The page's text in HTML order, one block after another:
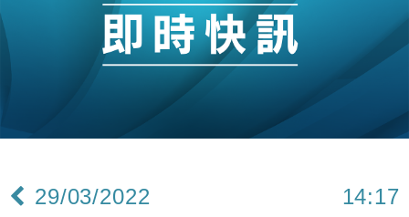
財經｜日經失守6.5萬點後回穩 全周仍升近2%
15:47
財經｜恒隆10月換帥 玩具「反」斗城亞洲CEO蔡德
財經｜韓股反覆波動收跌 連挫7周創逾3年最長跌勢
12:44
財經｜日本春季三度入市撐日圓 4月單日斥6.28萬億
29/03/2022 14:17